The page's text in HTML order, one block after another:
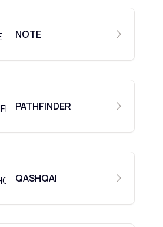
NOTE
PATHFINDER
QASHQAI